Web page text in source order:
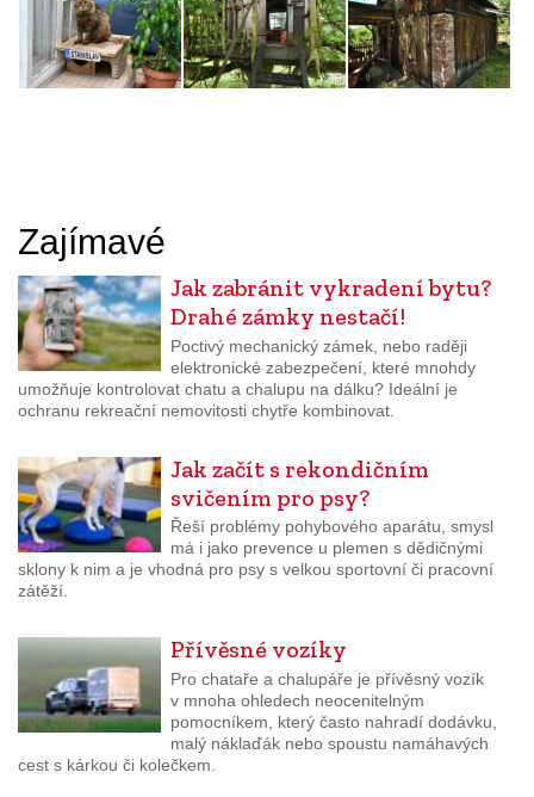
Zajímavé
Jak zabránit vykradení bytu?
Drahé zámky nestačí!
Poctivý mechanický zámek, nebo raději
elektronické zabezpečení, které mnohdy
umožňuje kontrolovat chatu a chalupu na dálku? Ideální je
ochranu rekreační nemovitosti chytře kombinovat.
Jak začít s rekondičním
svičením pro psy?
Řeší problémy pohybového aparátu, smysl
má i jako prevence u plemen s dědičnými
sklony k nim a je vhodná pro psy s velkou sportovní či pracovní
zátěží.
Přívěsné vozíky
Pro chataře a chalupáře je přívěsný vozík
v mnoha ohledech neocenitelným
pomocníkem, který často nahradí dodávku,
malý náklaďák nebo spoustu namáhavých
cest s kárkou či kolečkem.